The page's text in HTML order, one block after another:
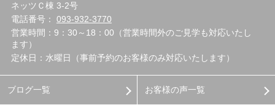
ネッツＣ棟 3-2号
電話番号： 093-932-3770
営業時間：9：30～18：00（営業時間外のご見学も対応いたし
ます）
定休日：水曜日（事前予約のお客様のみ対応いたします）
ブログ一覧 お客様の声一覧